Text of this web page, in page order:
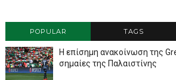
POPULAR TAGS
Η επίσημη ανακοίνωση της
σημαίες της Παλαιστίνης